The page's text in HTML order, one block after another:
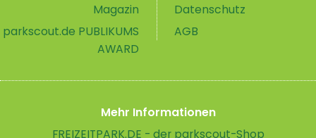
Magazin
parkscout.de PUBLIKUMS
AWARD
Datenschutz
AGB
Mehr Informationen
FREIZEITPARK.DE - der parkscout-Shop